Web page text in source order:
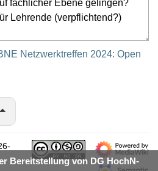
Netzwerktreffen 2024: Open
Bereitstellung von DG HochN-